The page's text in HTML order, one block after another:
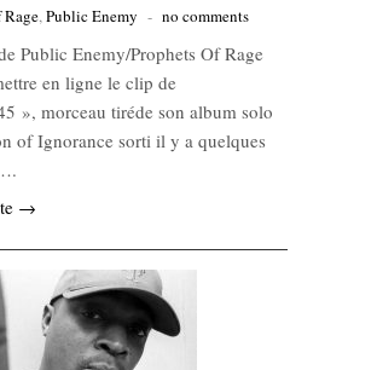
Rage,Public Enemy - no comments
Public Enemy/Prophets Of Rage
en ligne le clip de
», morceau tiréde son album solo
of Ignorance sorti il y a quelques
→